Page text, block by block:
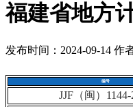
福建省地方
发布时间：2024-09-14 作
编号
JJF（闽）1144-